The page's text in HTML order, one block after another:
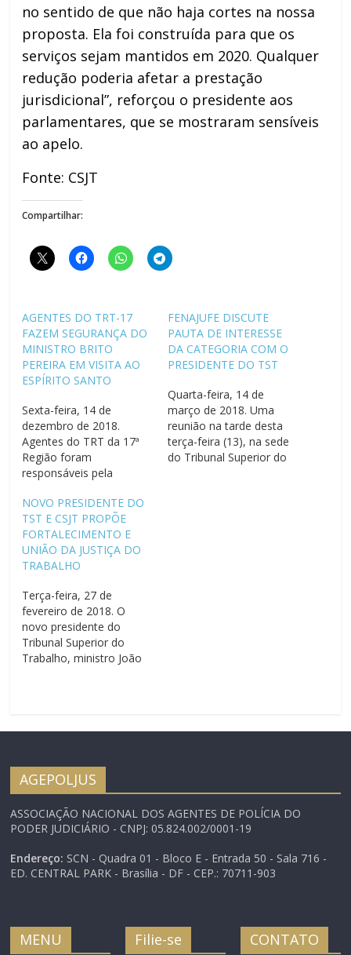
no sentido de que não haja cortes na nossa
proposta. Ela foi construída para que os
serviços sejam mantidos em 2020. Qualquer
redução poderia afetar a prestação
jurisdicional”, reforçou o presidente aos
parlamentares, que se mostraram sensíveis
ao apelo.
Fonte: CSJT
Compartilhar:
AGENTES DO TRT-17
FAZEM SEGURANÇA DO
MINISTRO BRITO
PEREIRA EM VISITA AO
ESPÍRITO SANTO
Sexta-feira, 14 de
dezembro de 2018.
Agentes do TRT da 17ª
Região foram
responsáveis pela
do Tribunal Superior do
Trabalho (TST) e do
Conselho Superior da
Justiça do Trabalho
(CSJT), ministro Brito
Espírito Santo na última
quarta-feira (12). Ele
visitou as obras do…
FENAJUFE DISCUTE
PAUTA DE INTERESSE
DA CATEGORIA COM O
PRESIDENTE DO TST
Quarta-feira, 14 de
março de 2018. Uma
reunião na tarde desta
terça-feira (13), na sede
do Tribunal Superior do
NOVO PRESIDENTE DO
TST E CSJT PROPÕE
FORTALECIMENTO E
UNIÃO DA JUSTIÇA DO
TRABALHO
Terça-feira, 27 de
fevereiro de 2018. O
novo presidente do
Tribunal Superior do
Trabalho, ministro João
gestão terá como
desenvolvimento do
Direito do Trabalho e o
fortalecimento da Justiça
do Trabalho, “questões
que…
AGEPOLJUS
ASSOCIAÇÃO NACIONAL DOS AGENTES DE POLÍCIA DO
PODER JUDICIÁRIO - CNPJ: 05.824.002/0001-19
Endereço: SCN - Quadra 01 - Bloco E - Entrada 50 - Sala 716 -
ED. CENTRAL PARK - Brasília - DF - CEP.: 70711-903
MENU Filie-se CONTATO